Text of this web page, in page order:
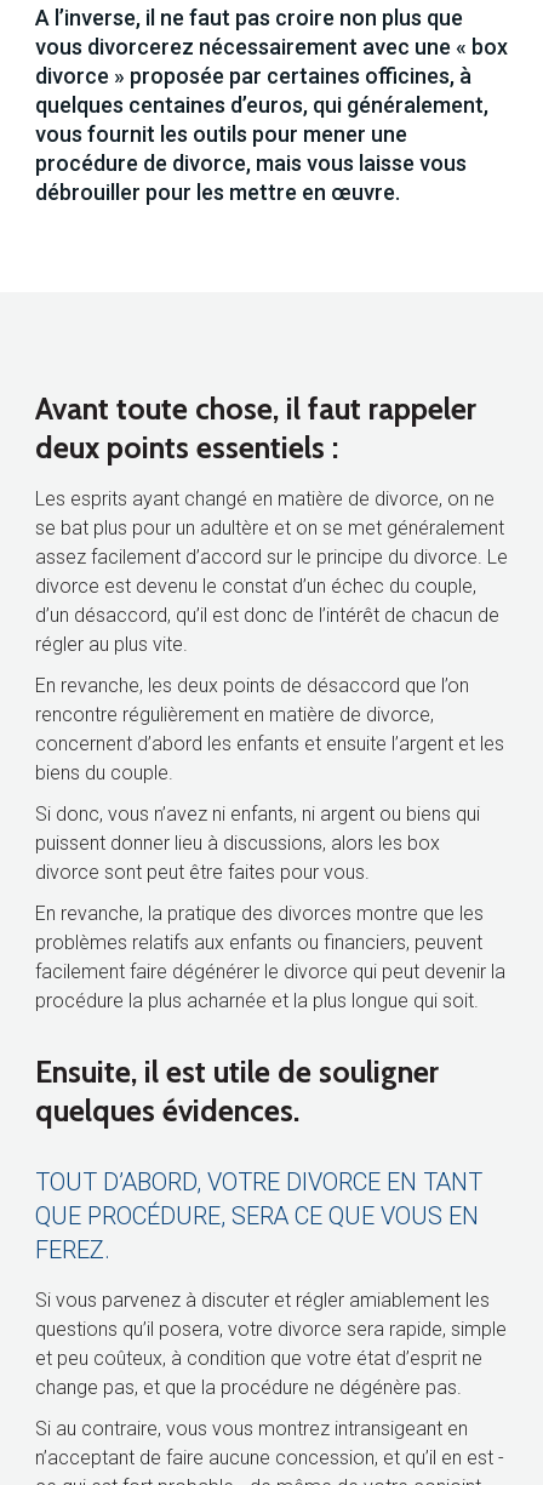
A l’inverse, il ne faut pas croire non plus que
vous divorcerez nécessairement avec une « box
divorce » proposée par certaines officines, à
quelques centaines d’euros, qui généralement,
vous fournit les outils pour mener une
procédure de divorce, mais vous laisse vous
débrouiller pour les mettre en œuvre.
Avant toute chose, il faut rappeler
deux points essentiels :
Les esprits ayant changé en matière de divorce, on ne
se bat plus pour un adultère et on se met généralement
assez facilement d’accord sur le principe du divorce. Le
divorce est devenu le constat d’un échec du couple,
d’un désaccord, qu’il est donc de l’intérêt de chacun de
régler au plus vite.
En revanche, les deux points de désaccord que l’on
rencontre régulièrement en matière de divorce,
concernent d’abord les enfants et ensuite l’argent et les
biens du couple.
Si donc, vous n’avez ni enfants, ni argent ou biens qui
puissent donner lieu à discussions, alors les box
divorce sont peut être faites pour vous.
En revanche, la pratique des divorces montre que les
problèmes relatifs aux enfants ou financiers, peuvent
facilement faire dégénérer le divorce qui peut devenir la
procédure la plus acharnée et la plus longue qui soit.
Ensuite, il est utile de souligner
quelques évidences.
TOUT D’ABORD, VOTRE DIVORCE EN TANT
QUE PROCÉDURE, SERA CE QUE VOUS EN
FEREZ.
Si vous parvenez à discuter et régler amiablement les
questions qu’il posera, votre divorce sera rapide, simple
et peu coûteux, à condition que votre état d’esprit ne
change pas, et que la procédure ne dégénère pas.
Si au contraire, vous vous montrez intransigeant en
n’acceptant de faire aucune concession, et qu’il en est -